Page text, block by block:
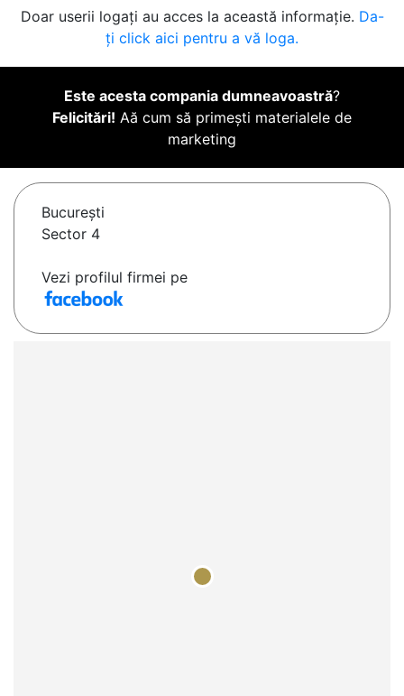
Doar userii logați au acces la această informație. Da-
ți click aici pentru a vă loga.
Este acesta compania dumneavoastră?
Felicitări! Aă cum să primești materialele de
marketing
Bucureşti
Sector 4
Vezi profilul firmei pe